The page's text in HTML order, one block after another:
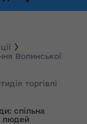
Волинської
торгівлі
спільна
людей